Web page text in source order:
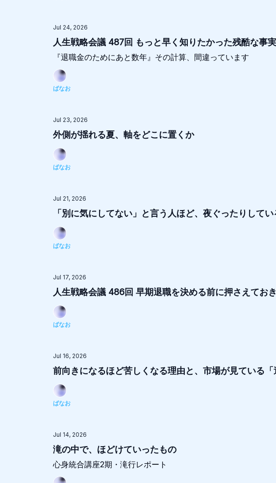
Jul 24, 2026
人生戦略会議 487回 もっと早く知りたかった残酷な事実
『退職金のためにあと数年』その計算、間違っています
ばなお
Jul 23, 2026
外側が揺れる夏、軸をどこに置くか
ばなお
Jul 21, 2026
「別に気にしてない」と言う人ほど、夜ぐったりしてい
ばなお
Jul 17, 2026
人生戦略会議 486回 早期退職を決める前に押さえてお
ばなお
Jul 16, 2026
前向きになるほど苦しくなる理由と、市場が見ている「
ばなお
Jul 14, 2026
滝の中で、ほどけていったもの
心身統合講座2期・滝行レポート